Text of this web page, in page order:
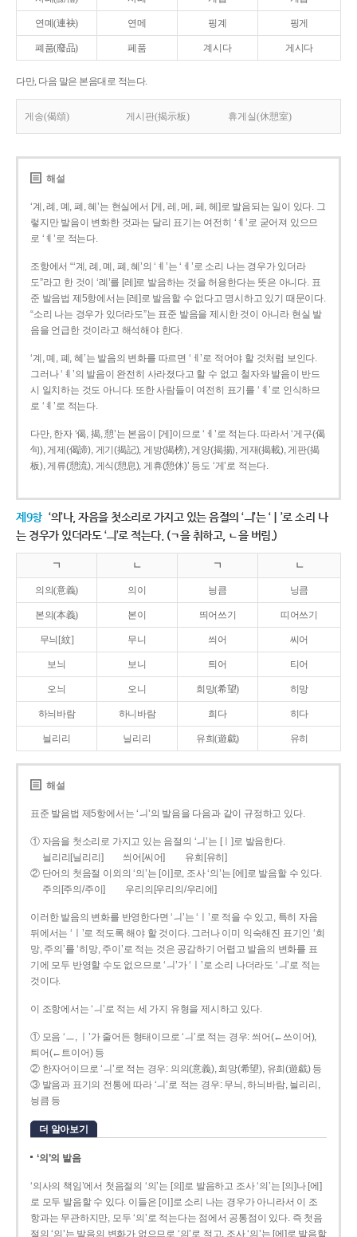
연몌(連袂) 연메 핑계 핑게
폐품(廢品) 페품 계시다 게시다
다만, 다음 말은 본음대로 적는다.
게송(偈頌) 게시판(揭示板) 휴게실(休憩室)
해설
‘계, 례, 몌, 폐, 혜’는 현실에서 [게, 레, 메, 페, 헤]로 발음되는 일이 있다. 그
렇지만 발음이 변화한 것과는 달리 표기는 여전히 ‘ㅖ’로 굳어져 있으므
로 ‘ㅖ’로 적는다.
조항에서 “‘계, 례, 몌, 폐, 혜’의 ‘ㅖ’는 ‘ㅔ’로 소리 나는 경우가 있더라
도”라고 한 것이 ‘례’를 [레]로 발음하는 것을 허용한다는 뜻은 아니다. 표
준 발음법 제5항에서는 [레]로 발음할 수 없다고 명시하고 있기 때문이다.
“소리 나는 경우가 있더라도”는 표준 발음을 제시한 것이 아니라 현실 발
음을 언급한 것이라고 해석해야 한다.
‘계, 몌, 폐, 혜’는 발음의 변화를 따르면 ‘ㅔ’로 적어야 할 것처럼 보인다.
그러나 ‘ㅖ’의 발음이 완전히 사라졌다고 할 수 없고 철자와 발음이 반드
시 일치하는 것도 아니다. 또한 사람들이 여전히 표기를 ‘ㅖ’로 인식하므
로 ‘ㅖ’로 적는다.
다만, 한자 ‘偈, 揭, 憩’는 본음이 [게]이므로 ‘ㅔ’로 적는다. 따라서 ‘게구(偈
句), 게제(偈諦), 게기(揭記), 게방(揭榜), 게양(揭揚), 게재(揭載), 게판(揭
板), 게류(憩流), 게식(憩息), 게휴(憩休)’ 등도 ‘게’로 적는다.
제9항 ‘의’나, 자음을 첫소리로 가지고 있는 음절의 ‘ㅢ’는 ‘ㅣ’로 소리 나
는 경우가 있더라도 ‘ㅢ’로 적는다. (ㄱ을 취하고, ㄴ을 버림.)
ㄱ ㄴ ㄱ ㄴ
의의(意義) 의이 닁큼 닝큼
본의(本義) 본이 띄어쓰기 띠어쓰기
무늬[紋] 무니 씌어 씨어
보늬 보니 틔어 티어
오늬 오니 희망(希望) 히망
하늬바람 하니바람 희다 히다
늴리리 닐리리 유희(遊戱) 유히
해설
표준 발음법 제5항에서는 ‘ㅢ’의 발음을 다음과 같이 규정하고 있다.
① 자음을 첫소리로 가지고 있는 음절의 ‘ㅢ’는 [ㅣ]로 발음한다.
늴리리[닐리리]
씌어[씨어]
유희[유히]
② 단어의 첫음절 이외의 ‘의’는 [이]로, 조사 ‘의’는 [에]로 발음할 수 있다.
주의[주의/주이]
우리의[우리의/우리에]
이러한 발음의 변화를 반영한다면 ‘ㅢ’는 ‘ㅣ’로 적을 수 있고, 특히 자음
뒤에서는 ‘ㅣ’로 적도록 해야 할 것이다. 그러나 이미 익숙해진 표기인 ‘희
망, 주의’를 ‘히망, 주이’로 적는 것은 공감하기 어렵고 발음의 변화를 표
기에 모두 반영할 수도 없으므로 ‘ㅢ’가 ‘ㅣ’로 소리 나더라도 ‘ㅢ’로 적는
것이다.
이 조항에서는 ‘ㅢ’로 적는 세 가지 유형을 제시하고 있다.
① 모음 ‘ㅡ, ㅣ’가 줄어든 형태이므로 ‘ㅢ’로 적는 경우: 씌어(←쓰이어),
틔어(←트이어) 등
② 한자어이므로 ‘ㅢ’로 적는 경우: 의의(意義), 희망(希望), 유희(遊戱) 등
③ 발음과 표기의 전통에 따라 ‘ㅢ’로 적는 경우: 무늬, 하늬바람, 늴리리,
닁큼 등
더 알아보기
‘의’의 발음
‘의사의 책임’에서 첫음절의 ‘의’는 [의]로 발음하고 조사 ‘의’는 [의]나 [에]
로 모두 발음할 수 있다. 이들은 [이]로 소리 나는 경우가 아니라서 이 조
항과는 무관하지만, 모두 ‘의’로 적는다는 점에서 공통점이 있다. 즉 첫음
절의 ‘의’는 발음의 변화가 없으므로 ‘의’로 적고, 조사 ‘의’는 [에]로 발음할